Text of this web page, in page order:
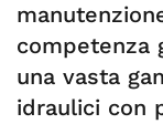
competenza
una vasta
idraulici con